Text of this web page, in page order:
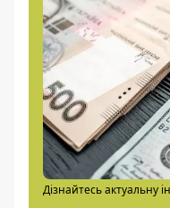
Дізнайтесь актуальну